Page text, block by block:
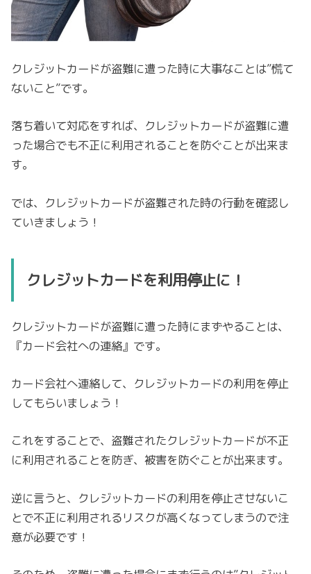
クレジットカードが盗難に遭った時に大事なことは”慌て
ないこと”です。
落ち着いて対応をすれば、クレジットカードが盗難に遭
った場合でも不正に利用されることを防ぐことが出来ま
す。
では、クレジットカードが盗難された時の行動を確認し
ていきましょう！
クレジットカードを利用停止に！
クレジットカードが盗難に遭った時にまずやることは、
『カード会社への連絡』です。
カード会社へ連絡して、クレジットカードの利用を停止
してもらいましょう！
これをすることで、盗難されたクレジットカードが不正
に利用されることを防ぎ、被害を防ぐことが出来ます。
逆に言うと、クレジットカードの利用を停止させないこ
とで不正に利用されるリスクが高くなってしまうので注
意が必要です！